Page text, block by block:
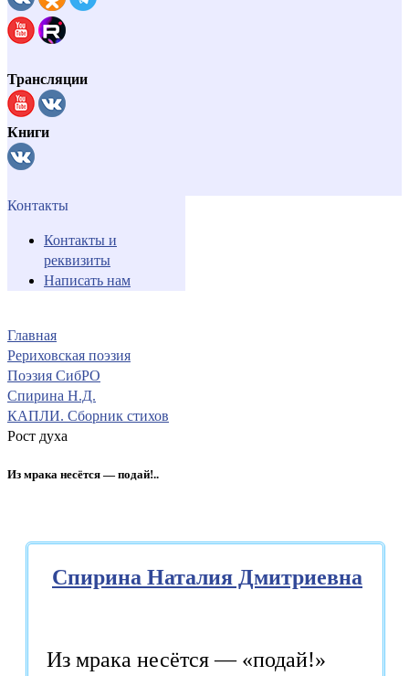
Трансляции
Книги
Контакты
Контакты и
реквизиты
Написать нам
Главная
Рериховская поэзия
Поэзия СибРО
Спирина Н.Д.
КАПЛИ. Сборник стихов
Рост духа
Из мрака несётся — подай!..
Спирина Наталия Дмитриевна
Из мрака несётся — «подай!»